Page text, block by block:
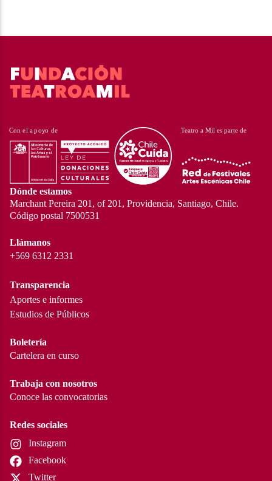
Dónde estamos
Marchant Pereira 201, of 201, Providencia, Santiago, Chile.
Código postal 7500531
Llámanos
+569 6312 2331
Transparencia
Aportes e informes
Estudios de Públicos
Boletería
Cartelera en curso
Trabaja con nosotros
Conoce las convocatorias
Redes sociales
Instagram
Facebook
Twitter